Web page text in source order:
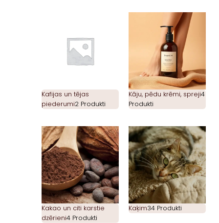
Kafijas un tējas
piederumi2 Produkti
Kāju, pēdu krēmi, spreji4
Produkti
Kakao un citi karstie
dzērieni4 Produkti
Kaķim34 Produkti